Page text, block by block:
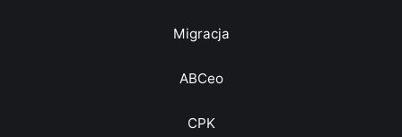
Migracja
ABCeo
CPK